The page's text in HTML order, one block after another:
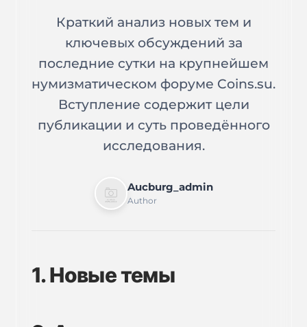
Краткий анализ новых тем и
ключевых обсуждений за
последние сутки на крупнейшем
нумизматическом форуме Coins.su.
Вступление содержит цели
публикации и суть проведённого
исследования.
Aucburg_admin
Author
1. Новые темы